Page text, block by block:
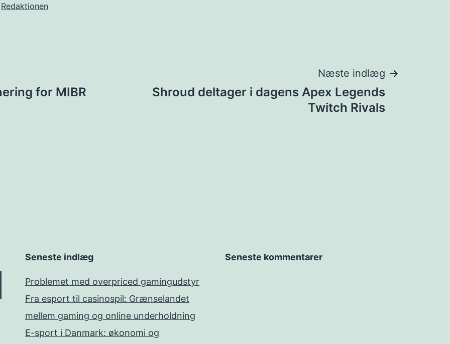
Redaktionen
for MIBR
Næste indlæg
Shroud deltager i dagens Apex Legends
Twitch Rivals
Seneste indlæg
Problemet med overpriced gamingudstyr
Fra esport til casinospil: Grænselandet
mellem gaming og online underholdning
E-sport i Danmark: økonomi og
Seneste kommentarer